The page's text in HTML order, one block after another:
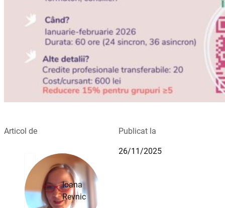
Articol de
Ioana
Revnic
Publicat la
26/11/2025